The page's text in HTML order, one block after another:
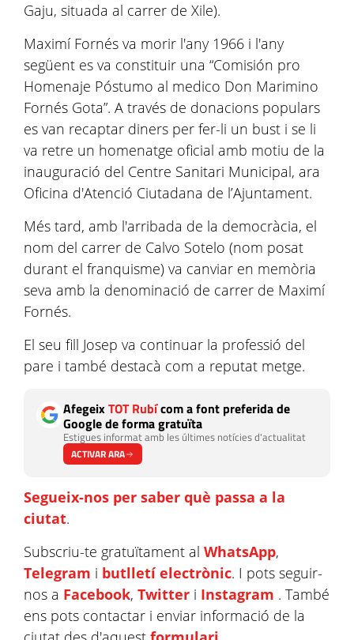
Gaju, situada al carrer de Xile).
Maximí Fornés va morir l'any 1966 i l'any
següent es va constituir una “Comisión pro
Homenaje Póstumo al medico Don Marimino
Fornés Gota”. A través de donacions populars
es van recaptar diners per fer-li un bust i se li
va retre un homenatge oficial amb motiu de la
inauguració del Centre Sanitari Municipal, ara
Oficina d'Atenció Ciutadana de l’Ajuntament.
Més tard, amb l'arribada de la democràcia, el
nom del carrer de Calvo Sotelo (nom posat
durant el franquisme) va canviar en memòria
seva amb la denominació de carrer de Maximí
Fornés.
El seu fill Josep va continuar la professió del
pare i també destacà com a reputat metge.
AfegeixTOT Rubícom a font preferida de
Google de forma gratuïta
Estigues informat amb les últimes notícies d'actualitat
ACTIVAR ARA
Segueix-nos per saber què passa a la
ciutat.
Subscriu-te gratuïtament al WhatsApp,
Telegram i butlletí electrònic. I pots seguir-
nos a Facebook, Twitter i Instagram . També
ens pots contactar i enviar informació de la